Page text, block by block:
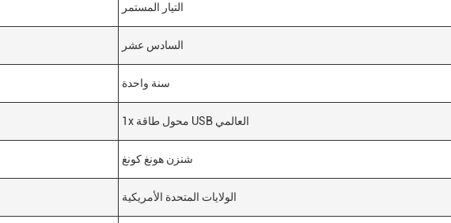
التيار المستمر
السادس عشر
سنة واحدة
1x محول طاقة USB العالمي
شنزن هونغ كونغ
الولايات المتحدة الأمريكية